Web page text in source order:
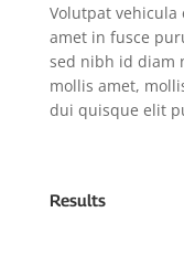
Volutpat vehicula
amet in fusce
sed nibh id diam
mollis amet,
dui quisque elit
Results